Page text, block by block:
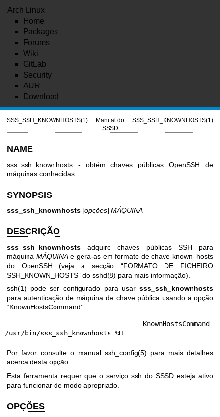
Arch Linux
Home
Packages
Forums
Wiki
GitLab
Security
AUR
Download
SSS_SSH_KNOWNHOSTS(1)
Manual do
SSSD
SSS_SSH_KNOWNHOSTS(1)
NAME
sss_ssh_knownhosts - obtém chaves públicas OpenSSH de
máquinas conhecidas
SYNOPSIS
sss_ssh_knownhosts [opções] MÁQUINA
DESCRIÇÃO
sss_ssh_knownhosts adquire chaves públicas SSH para
máquina MÁQUINAe gera-as em formato de chave known_hosts
do OpenSSH (veja a secção “FORMATO DE FICHEIRO
SSH_KNOWN_HOSTS” do sshd(8) para mais informação).
ssh(1) pode ser configurado para usar sss_ssh_knownhosts
para autenticação de máquina de chave pública usando a opção
“KnownHostsCommand”:
/usr/bin/sss_ssh_knownhosts %H
Por favor consulte o manual ssh_config(5) para mais detalhes
acerca desta opção.
Esta ferramenta requer que o serviço ssh do SSSD esteja ativo
para funcionar de modo apropriado.
OPÇÕES